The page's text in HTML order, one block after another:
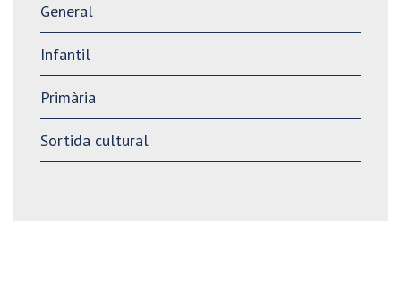
General
Infantil
Primària
Sortida cultural